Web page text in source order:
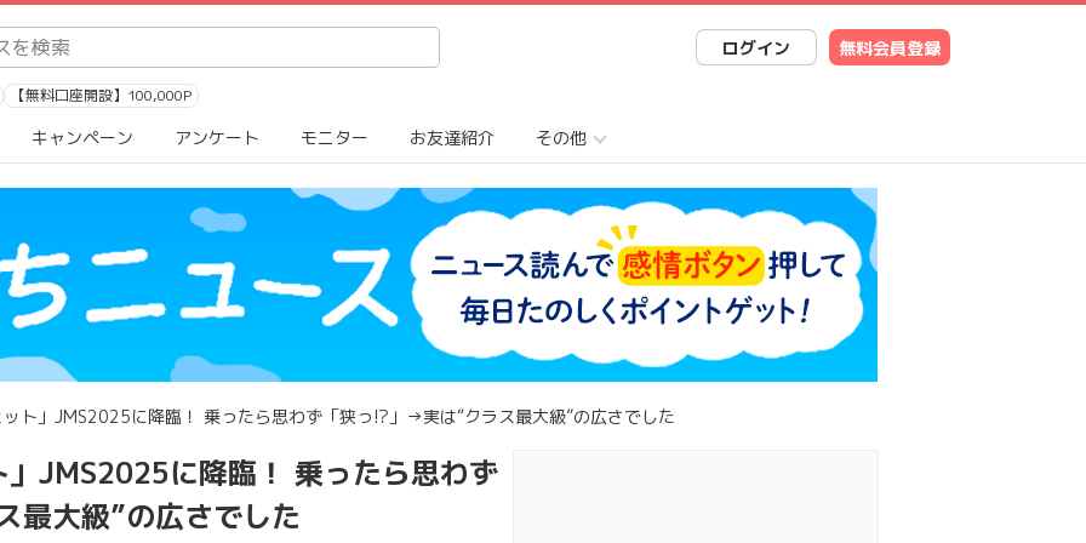
ログイン 無料会員登録
【無料口座開設】100,000P
キャンペーン アンケート モニター お友達紹介 その他
ト」JMS2025に降臨！ 乗ったら思わず「狭っ!?」→実は“クラス最大級”の広さでした
JMS2025に降臨！ 乗ったら思わず
最大級”の広さでした